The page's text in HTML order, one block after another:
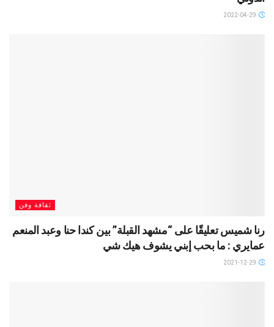
ثقافة وفن
رنا شميس تعليقًا على “مشهد القبلة” بين كندا حنا وعبد المنعم
عمايري : ما بحب إبني يشوف هيك شي